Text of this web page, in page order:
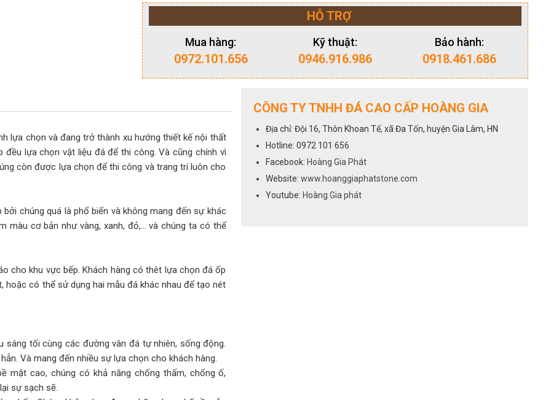
HỖ TRỢ
Mua hàng:
0972.101.656
Kỹ thuật:
0946.916.986
Bảo hành:
0918.461.686
lựa chọn và đang trở thành xu hướng thiết kế nội thất
đều lựa chọn vật liệu đá để thi công. Và cũng chính vì
còn được lựa chọn để thi công và trang trí luôn cho
chúng quá là phổ biến và không mang đến sự khác
màu cơ bản như vàng, xanh, đỏ,… và chúng ta có thể
cho khu vực bếp. Khách hàng có thêt lựa chọn đá ốp
có thể sử dụng hai mẫu đá khác nhau để tạo nét
tối cùng các đường vân đá tự nhiên, sống động.
Và mang đến nhiều sự lựa chọn cho khách hàng.
cao, chúng có khả năng chống thấm, chống ố,
sự sạch sẽ.
CÔNG TY TNHH ĐÁ CAO CẤP HOÀNG GIA
Địa chỉ: Đội 16, Thôn Khoan Tế, xã Đa Tốn, huyện Gia Lâm, HN
Hotline: 0972 101 656
Facebook: Hoàng Gia Phát
Website: www.hoanggiaphatstone.com
Youtube: Hoàng Gia phát